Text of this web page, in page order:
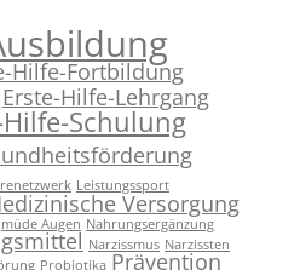
Hilfe-Fortbildung
Erste-Hilfe-Lehrgang
Schulung
Leistungssport
Versorgung
müde Augen Nahrungsergänzung
Narzissmus Narzissten
Probiotika Prävention